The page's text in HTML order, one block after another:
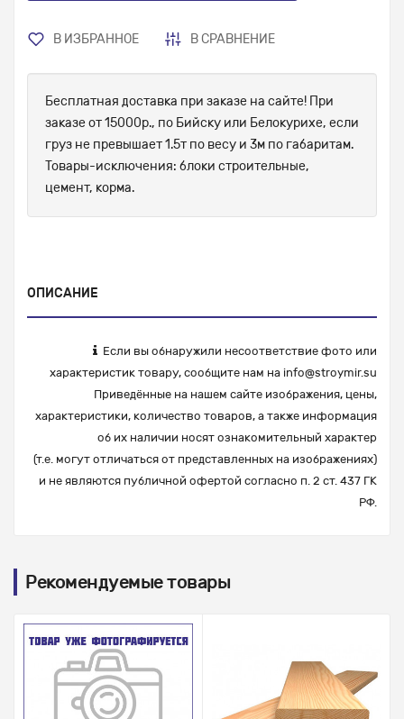
В ИЗБРАННОЕ В СРАВНЕНИЕ
Бесплатная доставка при заказе на сайте! При
заказе от 15000р., по Бийску или Белокурихе, если
груз не превышает 1.5т по весу и 3м по габаритам.
Товары-исключения: блоки строительные,
цемент, корма.
ОПИСАНИЕ
Если вы обнаружили несоответствие фото или
характеристик товару, сообщите нам на info@stroymir.su
Приведённые на нашем сайте изображения, цены,
характеристики, количество товаров, а также информация
об их наличии носят ознакомительный характер
(т.е. могут отличаться от представленных на изображениях)
и не являются публичной офертой согласно п. 2 ст. 437 ГК
РФ.
Рекомендуемые товары